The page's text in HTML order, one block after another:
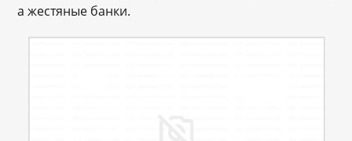
а жестяные банки.